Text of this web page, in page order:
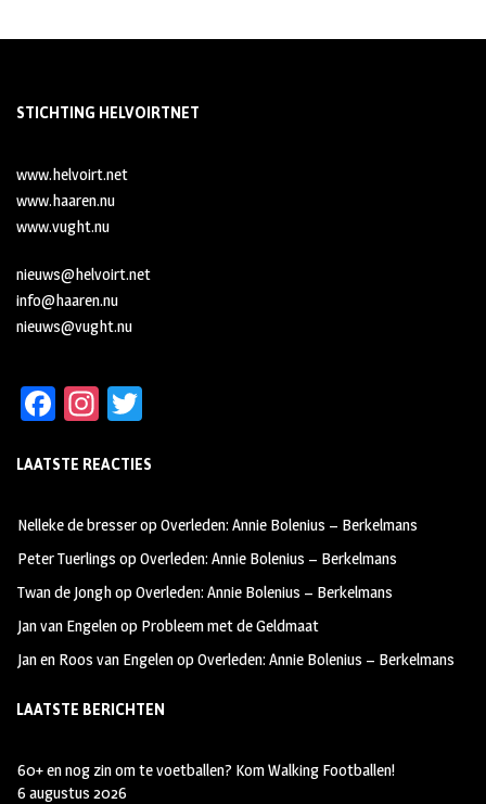
STICHTING HELVOIRTNET
www.helvoirt.net
www.haaren.nu
www.vught.nu
nieuws@helvoirt.net
info@haaren.nu
nieuws@vught.nu
Fa
b
oo
k
In
ag
m
tt
LAATSTE REACTIES
Nelleke de bresseropOverleden: Annie Bolenius – Berkelmans
Peter Tuerlings opOverleden: Annie Bolenius – Berkelmans
Twan de JonghopOverleden: Annie Bolenius – Berkelmans
Jan van Engelenop Probleem met de Geldmaat
Jan en Roos van EngelenopOverleden: Annie Bolenius – Berkelmans
LAATSTE BERICHTEN
60+ en nog zin om te voetballen? Kom Walking Footballen!
6 augustus 2026